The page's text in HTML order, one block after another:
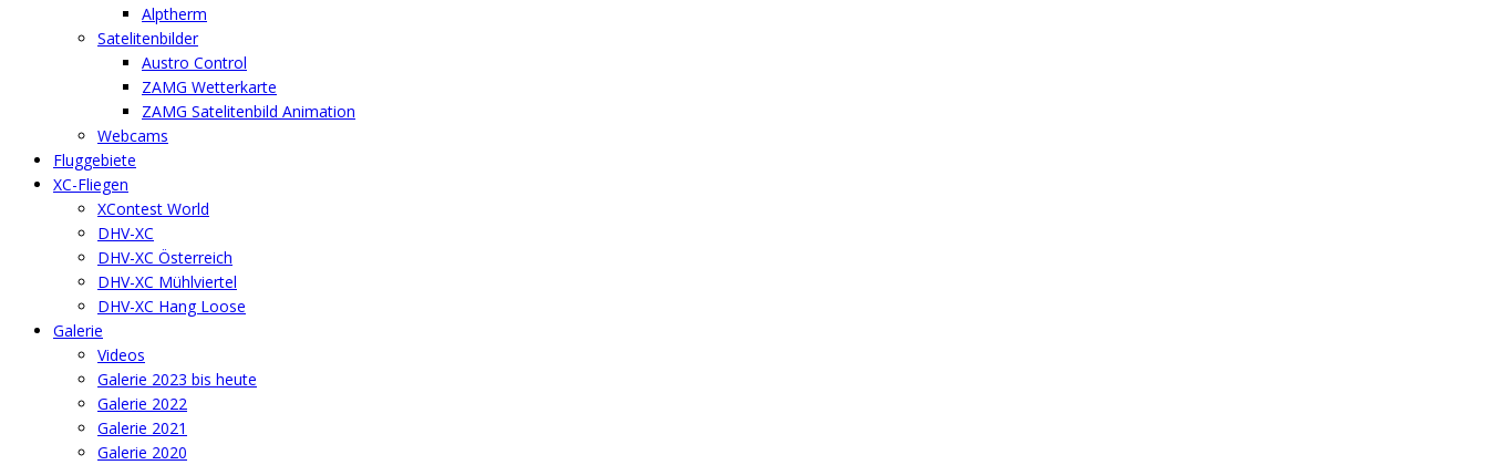
Alptherm
Satelitenbilder
Austro Control
ZAMG Wetterkarte
ZAMG Satelitenbild Animation
Webcams
Fluggebiete
XC-Fliegen
XContest World
DHV-XC
DHV-XC Österreich
DHV-XC Mühlviertel
DHV-XC Hang Loose
Galerie
Videos
Galerie 2023 bis heute
Galerie 2022
Galerie 2021
Galerie 2020